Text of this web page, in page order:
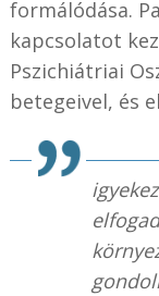
formálódása.
kapcsolatot
Pszichiátriai
betegeivel, és